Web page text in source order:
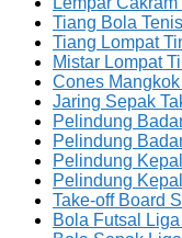
Tiang Bola
Tiang Lompat
Mistar Lompat
Cones
Jaring Sepak
Pelindung
Pelindung
Pelindung
Pelindung
Take-off Board
Bola Futsal